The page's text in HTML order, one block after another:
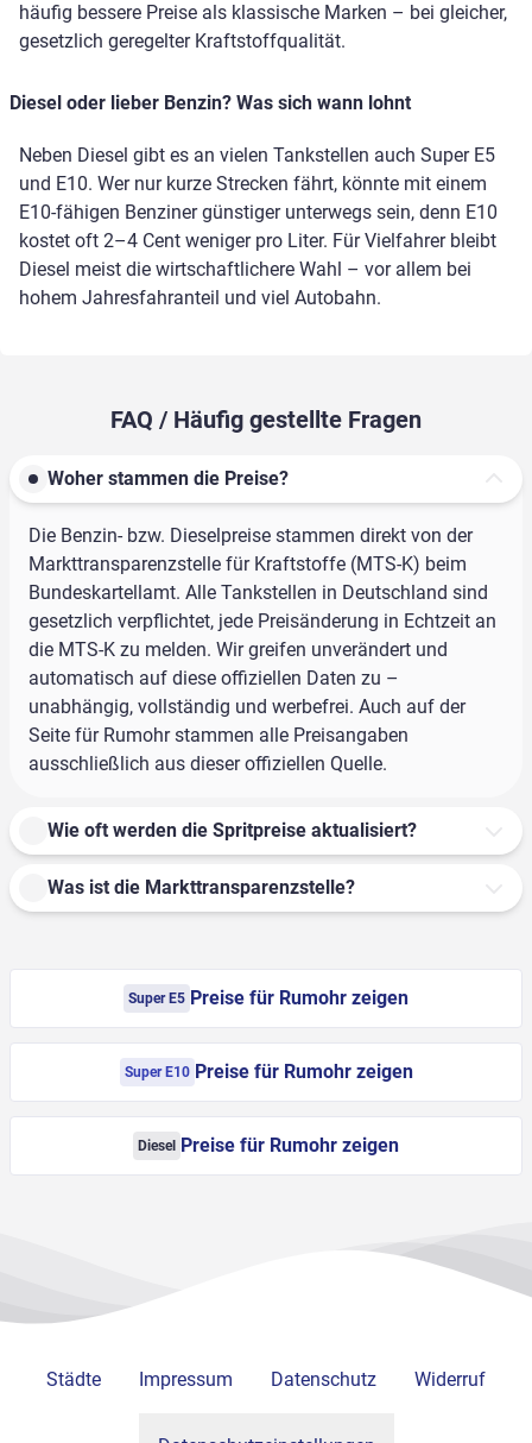
häufig bessere Preise als klassische Marken – bei gleicher,
gesetzlich geregelter Kraftstoffqualität.
Diesel oder lieber Benzin? Was sich wann lohnt
Neben Diesel gibt es an vielen Tankstellen auch Super E5
und E10. Wer nur kurze Strecken fährt, könnte mit einem
E10-fähigen Benziner günstiger unterwegs sein, denn E10
kostet oft 2–4 Cent weniger pro Liter. Für Vielfahrer bleibt
Diesel meist die wirtschaftlichere Wahl – vor allem bei
hohem Jahresfahranteil und viel Autobahn.
FAQ / Häufig gestellte Fragen
Woher stammen die Preise?
Die Benzin- bzw. Dieselpreise stammen direkt von der
Markttransparenzstelle für Kraftstoffe (MTS-K) beim
Bundeskartellamt. Alle Tankstellen in Deutschland sind
gesetzlich verpflichtet, jede Preisänderung in Echtzeit an
die MTS-K zu melden. Wir greifen unverändert und
automatisch auf diese offiziellen Daten zu –
unabhängig, vollständig und werbefrei. Auch auf der
Seite für Rumohr stammen alle Preisangaben
ausschließlich aus dieser offiziellen Quelle.
Wie oft werden die Spritpreise aktualisiert?
Was ist die Markttransparenzstelle?
Super E5 Preise für Rumohr zeigen
Super E10 Preise für Rumohr zeigen
Diesel Preise für Rumohr zeigen
Städte Impressum Datenschutz Widerruf